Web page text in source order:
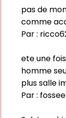
pas de
comme
Par :
ete une
homme
plus salle
Par :